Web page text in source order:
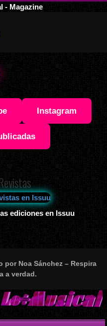
- Magazine
Instagram
ediciones en Issuu
por Noa Sánchez – Respira
a verdad.